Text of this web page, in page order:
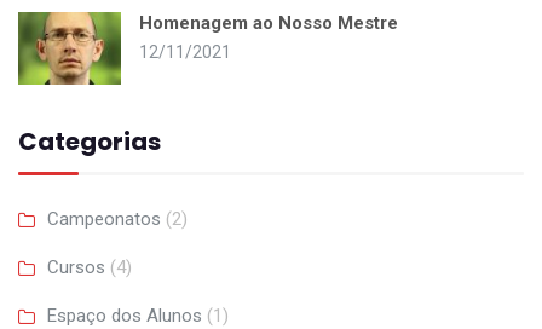
Homenagem ao Nosso Mestre
12/11/2021
Categorias
Campeonatos (2)
Cursos (4)
Espaço dos Alunos (1)